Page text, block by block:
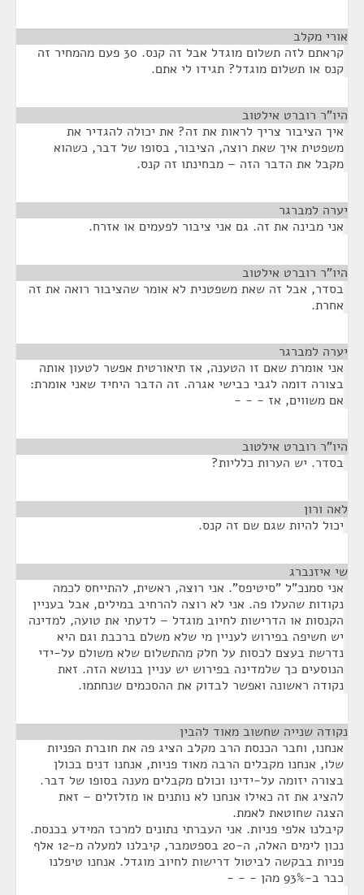
אורי מקלב
קראתם לזה תשלום מוגדל אבל זה קנס. 30 פעם מהמחיר זה
קנס או תשלום מוגדל? תגידו לי אתם.
היו"ר רוברט אילטוב
איך הציבור צריך לראות את זה? את יכולה להגדיר את
משפטית איך שאת רוצה, הציבור, בסופו של דבר, כשהוא
מקבל את הדבר הזה – מבחינתו זה קנס.
יערה למברגר
אני מבינה את זה. גם אני ציבור לפעמים או אזרח.
היו"ר רוברט אילטוב
בסדר, אבל זה שאת משפטנית לא אומר שהציבור רואה את זה
אחרת.
יערה למברגר
אני אומרת שאם זו הטענה, אז תיאורטית אפשר לטעון אותה
בצורה דומה לגבי כבישי אגרה. זה הדבר היחיד שאני אומרת:
אם משווים, אז - - -
היו"ר רוברט אילטוב
בסדר. יש הערות כלליות?
לאה ורון
יכול להיות שגם שם זה קנס.
שי איזנברג
אני סמנכ"ל "סיטיפס". אני רוצה, ראשית, להתייחס לכמה
נקודות שהעלו פה. אני לא רוצה להרחיב במילים, אבל בעניין
הקנסות או הדרישות לחיוב מוגדל – לדעתי את טועה, למדינה
יש חשיפה בפירוש לעניין מי שלא משלם ברכבת וגם היא
נדרשת בעצם לכסות על חלק מהתשלום שלא משולם על-ידי
הנוסעים כך שלמדינה בפירוש יש עניין בנושא הזה. זאת
נקודה ראשונה ואפשר לבדוק את ההסכמים שנחתמו.
נקודה שנייה שחשוב מאוד להבין
אנחנו, וחבר הכנסת הרב מקלב הציג פה את חוברת הפניות
שלו, אנחנו מקבלים הרבה מאוד פניות, אנחנו דנים בכולן
בצורה יזומה על-ידינו וכולם מקבלים מענה בסופו של דבר.
להציג את זה כאילו אנחנו לא נותנים או מזלזלים – זאת
הצגה שחוטאת לאמת.
קיבלנו אלפי פניות. אני העברתי נתונים למרכז המידע בכנסת.
נכון לימים האלה, ה-20 בספטמבר, קיבלנו למעלה מ-12 אלף
פניות בבקשה לביטול דרישות לחיוב מוגדל. אנחנו טיפלנו
כבר ב-93% מהן - - -